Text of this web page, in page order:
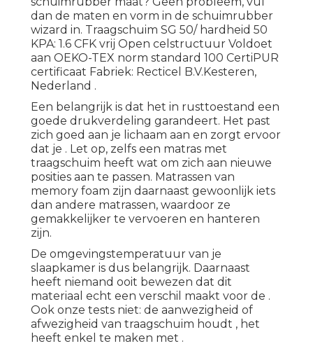
dan de maten en vorm in de schuimrubber
wizard in. Traagschuim SG 50/ hardheid 50
KPA: 1.6 CFK vrij Open celstructuur Voldoet
aan OEKO-TEX norm standard 100 CertiPUR
certificaat Fabriek: Recticel B.V.Kesteren,
Nederland .
Een belangrijk is dat het in rusttoestand een
goede drukverdeling garandeert. Het past
zich goed aan je lichaam aan en zorgt ervoor
dat je . Let op, zelfs een matras met
traagschuim heeft wat om zich aan nieuwe
posities aan te passen. Matrassen van
memory foam zijn daarnaast gewoonlijk iets
dan andere matrassen, waardoor ze
gemakkelijker te vervoeren en hanteren
zijn.
De omgevingstemperatuur van je
slaapkamer is dus belangrijk. Daarnaast
heeft niemand ooit bewezen dat dit
materiaal echt een verschil maakt voor de .
Ook onze tests niet: de aanwezigheid of
afwezigheid van traagschuim houdt , het
heeft enkel te maken met .